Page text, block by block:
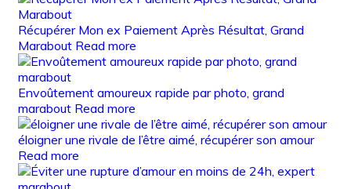
Récupérer Mon ex Paiement Après Résultat, Grand
Marabout Read more
Envoûtement amoureux rapide par photo, grand
marabout Read more
éloigner une rivale de l’être aimé, récupérer son amour
Read more